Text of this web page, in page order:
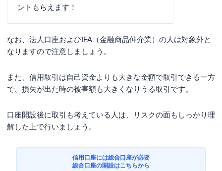
ントもらえます！
なお、法人口座およびIFA（金融商品仲介業）の人は対象外と
なりますので注意しましょう。
また、信用取引は自己資金よりも大きな金額で取引できる一方
で、損失が出た時の被害額も大きくなりうる取引です。
口座開設後に取引も考えている人は、リスクの面もしっかり理
解した上で行いましょう。
信用口座には総合口座が必要
総合口座の開設はこちらから